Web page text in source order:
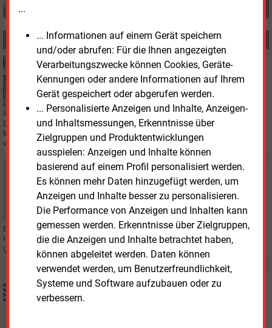
...
... Informationen auf einem Gerät speichern
und/oder abrufen: Für die Ihnen angezeigten
Verarbeitungszwecke können Cookies, Geräte-
Kennungen oder andere Informationen auf Ihrem
Gerät gespeichert oder abgerufen werden.
... Personalisierte Anzeigen und Inhalte, Anzeigen-
und Inhaltsmessungen, Erkenntnisse über
Zielgruppen und Produktentwicklungen
ausspielen: Anzeigen und Inhalte können
basierend auf einem Profil personalisiert werden.
Es können mehr Daten hinzugefügt werden, um
Anzeigen und Inhalte besser zu personalisieren.
Die Performance von Anzeigen und Inhalten kann
gemessen werden. Erkenntnisse über Zielgruppen,
die die Anzeigen und Inhalte betrachtet haben,
können abgeleitet werden. Daten können
verwendet werden, um Benutzerfreundlichkeit,
Systeme und Software aufzubauen oder zu
verbessern.
MEHR ZUM THEMA
Montag, 16.08.2021, 12:32
PERSONAL
Handwerkspräsident warnt vor Fachkräftemangel
Der Zentralverband des Deutschen Handwerks sieht ein hohes
Marktpotenzial bei der energetischen Sanierung. Zugleich warnt der Verband
vor einer Fachkräftelücke.
Mittwoch, 9.06.2021, 13:56
STROMSPEICHER
Sektorkopplung im Einfamilienhaus
Ein modulares Speichersystem, das insbesondere auf die Sektorkopplung in
Haushalten abzielt, hat der Dresdner Photovoltaiksystemhersteller Solarwatt
gemeinsam mit BMW entwickelt.
Montag, 15.02.2021, 08:52
STADTWERKE
Schorsch: "Die Digitalisierung wird nicht nur den